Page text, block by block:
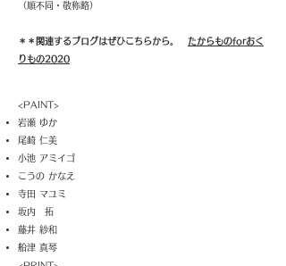
（順不同・敬称略）
＊＊関連するブログはぜひこちらから。 たからものforおく
りもの2020
<PAINT>
岩瀬 ゆか
尾崎 仁美
小池 アミイゴ
こうの かなえ
寺田 マユミ
坂内 拓
藤井 紗和
船津 真琴